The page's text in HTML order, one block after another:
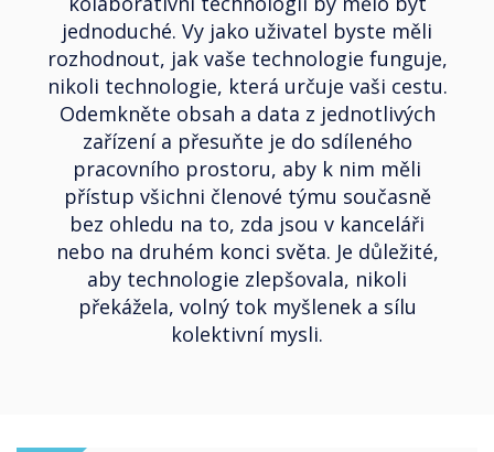
jednoduché. Vy jako uživatel byste měli
rozhodnout, jak vaše technologie funguje,
nikoli technologie, která určuje vaši cestu.
Odemkněte obsah a data z jednotlivých
zařízení a přesuňte je do sdíleného
pracovního prostoru, aby k nim měli
přístup všichni členové týmu současně
bez ohledu na to, zda jsou v kanceláři
nebo na druhém konci světa. Je důležité,
aby technologie zlepšovala, nikoli
překážela, volný tok myšlenek a sílu
kolektivní mysli.